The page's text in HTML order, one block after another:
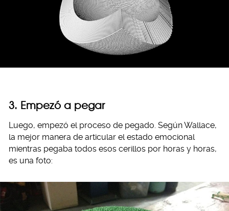
3. Empezó a pegar
Luego, empezó el proceso de pegado. Según Wallace,
la mejor manera de articular el estado emocional
mientras pegaba todos esos cerillos por horas y horas,
es una foto: